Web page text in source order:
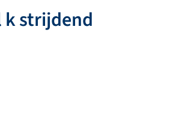
k strijdend